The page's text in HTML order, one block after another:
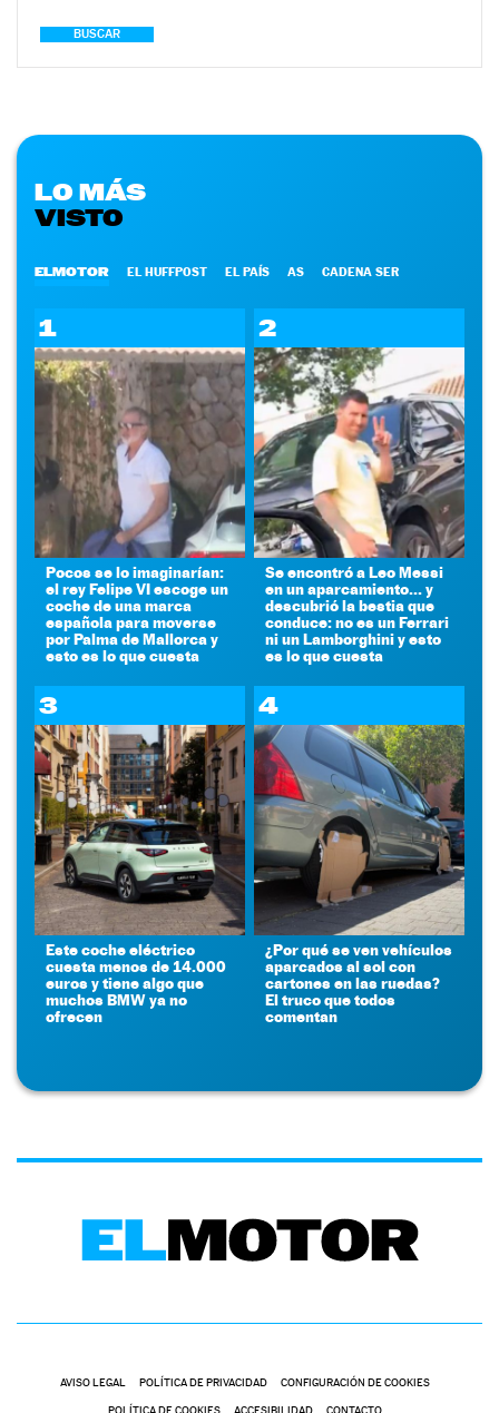
BUSCAR
LO MÁS
VISTO
ELMOTOR EL HUFFPOST EL PAÍS AS CADENA SER
1
Pocos se lo imaginarían:
el rey Felipe VI escoge un
coche de una marca
española para moverse
por Palma de Mallorca y
esto es lo que cuesta
2
Se encontró a Leo Messi
en un aparcamiento... y
descubrió la bestia que
conduce: no es un Ferrari
ni un Lamborghini y esto
es lo que cuesta
3
Este coche eléctrico
cuesta menos de 14.000
euros y tiene algo que
muchos BMW ya no
ofrecen
4
¿Por qué se ven vehículos
aparcados al sol con
cartones en las ruedas?
El truco que todos
comentan
AVISO LEGAL POLÍTICA DE PRIVACIDAD CONFIGURACIÓN DE COOKIES
POLÍTICA DE COOKIES ACCESIBILIDAD CONTACTO